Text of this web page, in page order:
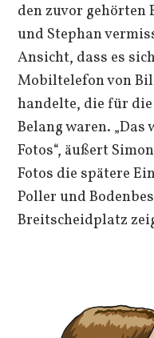
den zuvor gehörten
und Stephan
Ansicht, dass es
Mobiltelefon von
handelte, die für
Belang waren.
Fotos“, äußert
Fotos die spätere
Poller und
Breitscheidplatz